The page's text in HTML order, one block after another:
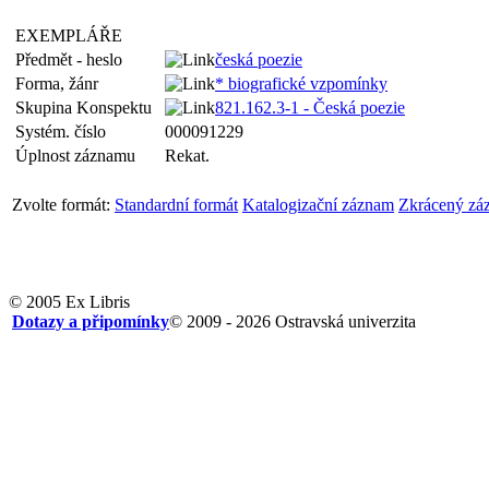
EXEMPLÁŘE
Předmět - heslo
česká poezie
Forma, žánr
* biografické vzpomínky
Skupina Konspektu
821.162.3-1 - Česká poezie
Systém. číslo
000091229
Úplnost záznamu
Rekat.
Zvolte formát: Standardní formát Katalogizační záznam Zkrácený
© 2005 Ex Libris
© 2009 - 2026 Ostravská univerzita
Dotazy a připomínky